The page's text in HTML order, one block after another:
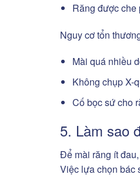
Răng được che
Nguy cơ tổn
Mài quá nhiều
Không chụp X-
Cố bọc sứ cho
5. Làm sao
Để mài răng ít
Việc lựa chọn bác